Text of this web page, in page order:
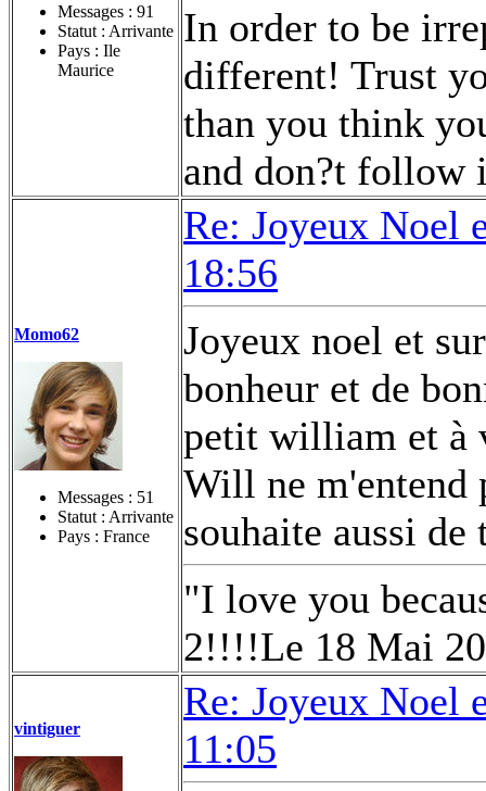
Messages : 91
Statut : Arrivante
Pays : Ile
Maurice
In order to be
different! Trust
than you think
and don?t follow
Momo62
Messages : 51
Statut : Arrivante
Pays : France
Re: Joyeux Noel
18:56
Joyeux noel et
bonheur et de
petit william et à
Will ne m'entend
souhaite aussi de
"I love you
2!!!!Le 18 Mai
vintiguer
Re: Joyeux Noel
11:05